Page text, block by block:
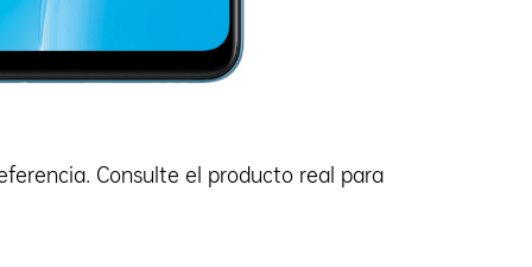
Consulte el producto real para